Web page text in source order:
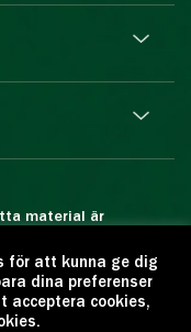
material är
är förbjuden.
källan:
utgivare:
för att kunna ge dig
dina preferenser
acceptera cookies,